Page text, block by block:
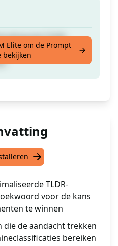
TLDR-
om Uitgelichte
Elite om de Prompt
bekijken
TLDR-
voor de kans
te winnen
die de aandacht trekken
bereiken